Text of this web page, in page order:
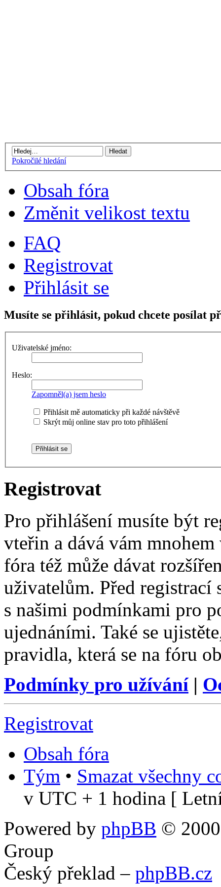
Pokročilé hledání
Obsah fóra
Změnit velikost textu
FAQ
Registrovat
Přihlásit se
Musíte se přihlásit, pokud chcete posílat
Uživatelské jméno:
Heslo:
Zapomněl(a) jsem heslo
Přihlásit mě automaticky při každé návštěvě
Skrýt můj online stav pro toto přihlášení
Registrovat
Pro přihlášení musíte být
vteřin a dává vám
fóra též může dávat
uživatelům. Před registrací
s našimi podmínkami pro
ujednáními. Také se
pravidla, která se na fóru
Podmínky pro užívání|
Registrovat
Obsah fóra
Tým • Smazat všechny
v UTC + 1 hodina [
Powered by phpBB ©
Group
Český překlad – phpBB.cz